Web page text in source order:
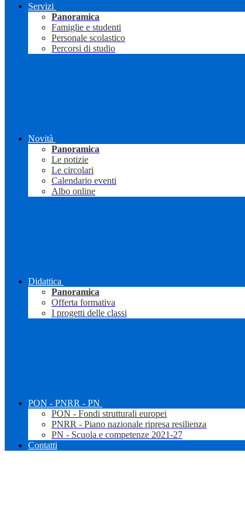
Servizi
Panoramica
Famiglie e studenti
Personale scolastico
Percorsi di studio
Novità
Panoramica
Le notizie
Le circolari
Calendario eventi
Albo online
Didattica
Panoramica
Offerta formativa
I progetti delle classi
PON - PNRR - PN
PON - Fondi strutturali europei
PNRR - Piano nazionale ripresa resilienza
PN - Scuola e competenze 2021-27
Contatti